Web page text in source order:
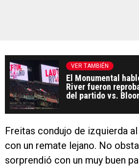
VER TAMBIÉN
El Monumental
River fueron
del partido vs.
Freitas condujo de izquierda
con un remate lejano. No
sorprendió con un muy buen